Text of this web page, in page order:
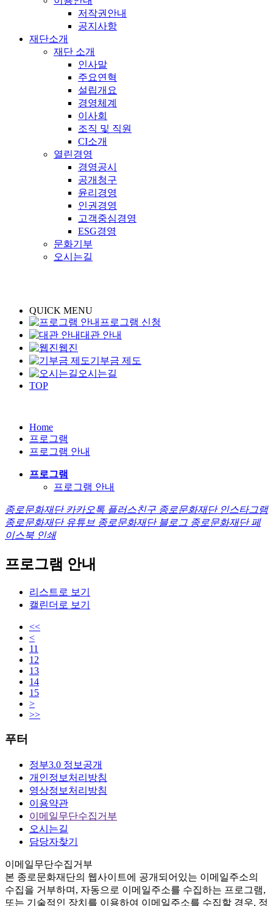
저작권안내
공지사항
재단소개
재단 소개
인사말
주요연혁
설립개요
경영체계
이사회
조직 및 직원
CI소개
열린경영
경영공시
공개청구
윤리경영
인권경영
고객중심경영
ESG경영
문화기부
오시는길
QUICK MENU
프로그램 신청
대관 안내
웹진
기부금 제도
오시는길
TOP
Home
프로그램
프로그램 안내
프로그램
프로그램 안내
종로문화재단 카카오톡 플러스친구 종로문화재단 인스타그램
종로문화재단 유튜브 종로문화재단 블로그 종로문화재단 페
이스북 인쇄
프로그램 안내
리스트로 보기
캘린더로 보기
<<
<
11
12
13
14
15
>
>>
푸터
정부3.0 정보공개
개인정보처리방침
영상정보처리방침
이용약관
이메일무단수집거부
오시는길
담당자찾기
이메일무단수집거부
본 종로문화재단의 웹사이트에 공개되어있는 이메일주소의
수집을 거부하며, 자동으로 이메일주소를 수집하는 프로그램,
또는 기술적인 장치를 이용하여 이메일주소를 수집할 경우, 정